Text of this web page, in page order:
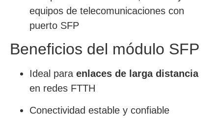
equipos de telecomunicaciones con
puerto SFP
Beneficios del módulo SFP
Ideal para enlaces de larga distancia
en redes FTTH
Conectividad estable y confiable